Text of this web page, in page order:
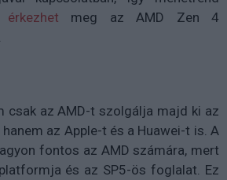
érkezhet meg az AMD Zen 4
csak az AMD-t szolgálja majd ki az
az Apple-t és a Huawei-t is. A
fontos az AMD számára, mert
és az SP5-ös foglalat. Ez